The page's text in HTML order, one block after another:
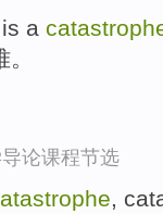
a
论课程节选
,